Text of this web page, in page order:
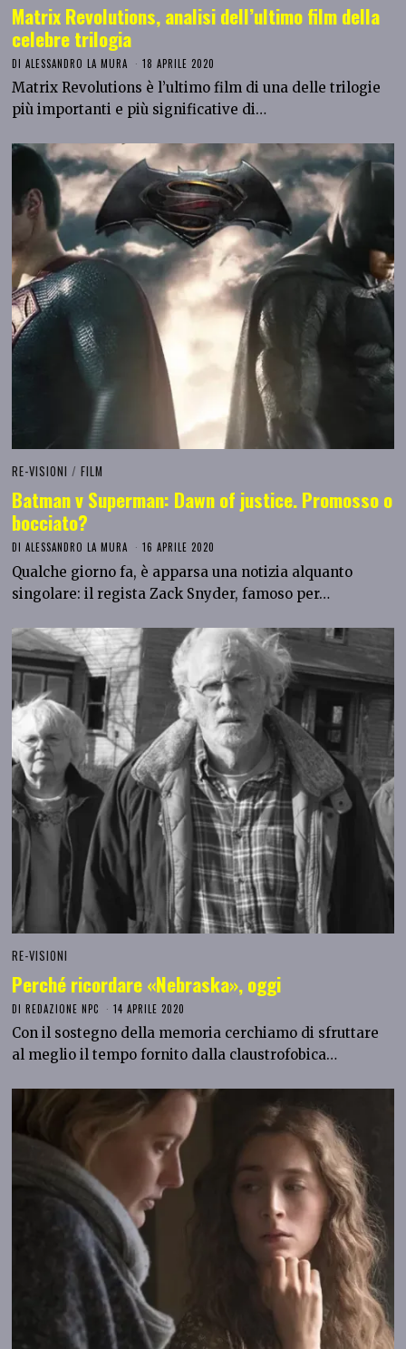
Matrix Revolutions, analisi dell’ultimo film della
celebre trilogia
DIALESSANDRO LA MURA 18 APRILE 2020
Matrix Revolutions è l’ultimo film di una delle trilogie
più importanti e più significative di…
RE-VISIONI / FILM
Batman v Superman: Dawn of justice. Promosso o
bocciato?
DIALESSANDRO LA MURA 16 APRILE 2020
Qualche giorno fa, è apparsa una notizia alquanto
singolare: il regista Zack Snyder, famoso per…
RE-VISIONI
Perché ricordare «Nebraska», oggi
DIREDAZIONE NPC 14 APRILE 2020
Con il sostegno della memoria cerchiamo di sfruttare
al meglio il tempo fornito dalla claustrofobica…